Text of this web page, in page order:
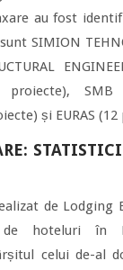
au fost
SIMION
proiecte), SMB
și EURAS
de Lodging
de hoteluri în
celui de-al